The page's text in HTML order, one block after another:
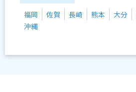
福岡 佐賀 長崎 熊本 大分
沖縄